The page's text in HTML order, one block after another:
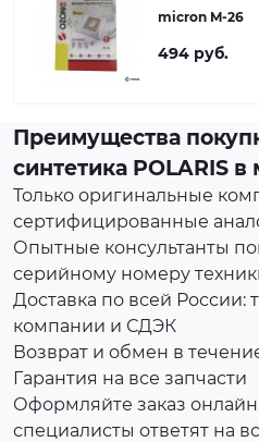
micron M-26
494 руб.
Преимущества
синтетика POLARIS
Только оригинальные
сертифицированные
Опытные консультанты
серийному номеру
Доставка по всей России:
компании и СДЭК
Возврат и обмен в
Гарантия на все запчасти
Оформляйте заказ
специалисты ответят на